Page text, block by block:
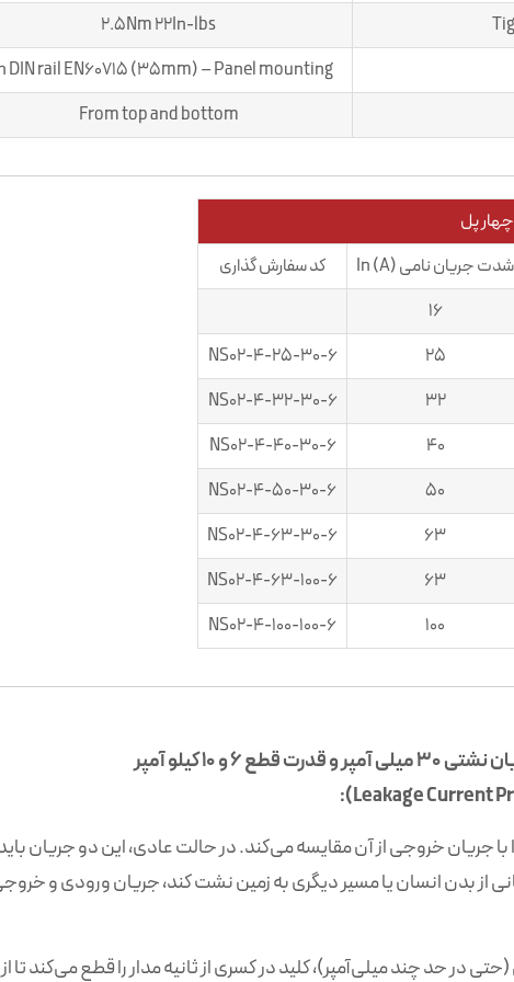
2.5Nm 22In-lbs
DIN rail EN60715 (35mm) – Panel mounting
From top and bottom
چهار پل
شدت جریان نامی In (A)
کد سفارش گذاری
16
25
NS02-4-25-30-6
32
NS02-4-32-30-6
40
NS02-4-40-30-6
50
NS02-4-50-30-6
63
NS02-4-63-30-6
63
NS02-4-63-100-6
100
NS02-4-100-100-6
با جریان خروجی از آن مقایسه می‌کند. در حالت عادی، این دو جریان
از بدن انسان یا مسیر دیگری به زمین نشت کند، جریان ورودی و
حد چند میلی‌آمپر)، کلید در کسری از ثانیه مدار را قطع می‌کند تا